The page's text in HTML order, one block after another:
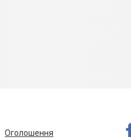
Оголошення